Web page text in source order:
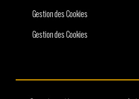
Gestion des Cookies
Gestion des Cookies